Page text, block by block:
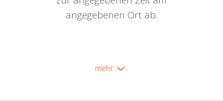
angegebenen Ort ab.
mehr